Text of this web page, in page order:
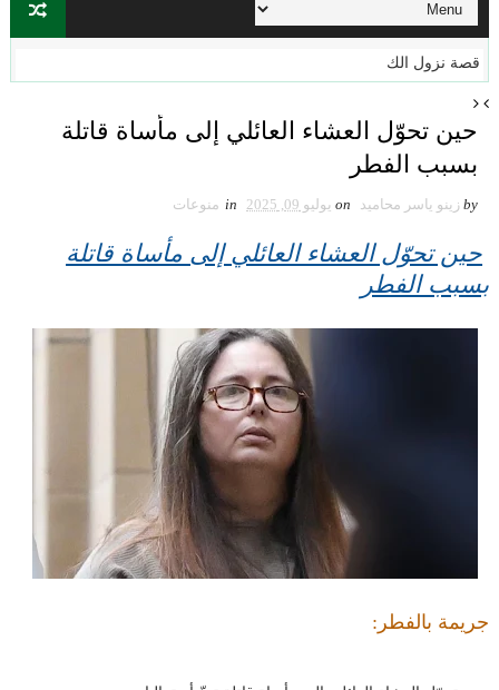
قصة نزول الكائنات السماوية إلى
حين تحوّل العشاء العائلي إلى مأساة قاتلة
بسبب الفطر
by زينو ياسر محاميد on يوليو 09, 2025 in منوعات
حين تحوّل العشاء العائلي إلى مأساة قاتلة
بسبب الفطر
جريمة بالفطر: